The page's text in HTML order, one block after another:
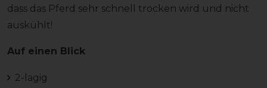
dass das Pferd sehr schnell trocken wird und nicht
auskühlt!
Auf einen Blick
2-lagig